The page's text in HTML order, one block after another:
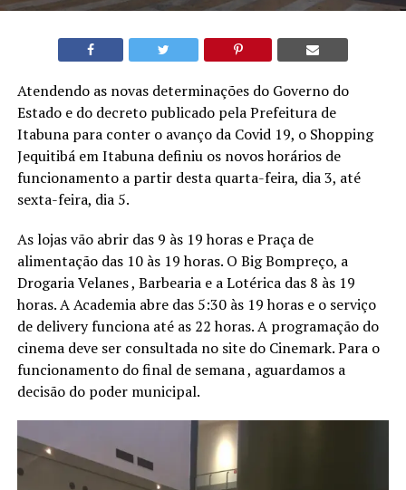
Atendendo as novas determinações do Governo do
Estado e do decreto publicado pela Prefeitura de
Itabuna para conter o avanço da Covid 19, o Shopping
Jequitibá em Itabuna definiu os novos horários de
funcionamento a partir desta quarta-feira, dia 3, até
sexta-feira, dia 5.
As lojas vão abrir das 9 às 19 horas e Praça de
alimentação das 10 às 19 horas. O Big Bompreço, a
Drogaria Velanes , Barbearia e a Lotérica das 8 às 19
horas. A Academia abre das 5:30 às 19 horas e o serviço
de delivery funciona até as 22 horas. A programação do
cinema deve ser consultada no site do Cinemark. Para o
funcionamento do final de semana , aguardamos a
decisão do poder municipal.